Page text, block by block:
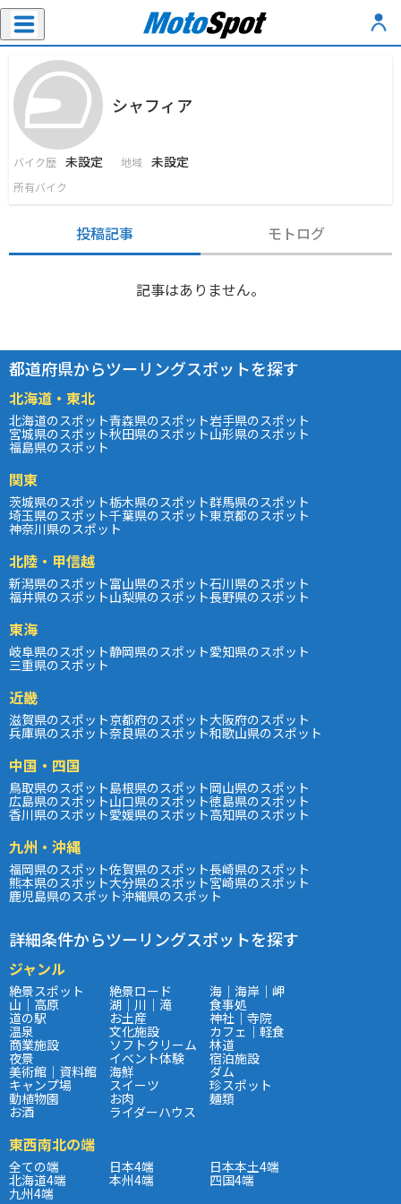
シャフィア
バイク歴 未設定 地域 未設定
所有バイク
投稿記事 モトログ
記事はありません。
都道府県からツーリングスポットを探す
北海道・東北
北海道のスポット青森県のスポット岩手県のスポット
宮城県のスポット秋田県のスポット山形県のスポット
福島県のスポット
関東
茨城県のスポット栃木県のスポット群馬県のスポット
埼玉県のスポット千葉県のスポット東京都のスポット
神奈川県のスポット
北陸・甲信越
新潟県のスポット富山県のスポット石川県のスポット
福井県のスポット山梨県のスポット長野県のスポット
東海
岐阜県のスポット静岡県のスポット愛知県のスポット
三重県のスポット
近畿
滋賀県のスポット京都府のスポット大阪府のスポット
兵庫県のスポット奈良県のスポット和歌山県のスポット
中国・四国
鳥取県のスポット島根県のスポット岡山県のスポット
広島県のスポット山口県のスポット徳島県のスポット
香川県のスポット愛媛県のスポット高知県のスポット
九州・沖縄
福岡県のスポット佐賀県のスポット長崎県のスポット
熊本県のスポット大分県のスポット宮崎県のスポット
鹿児島県のスポット沖縄県のスポット
詳細条件からツーリングスポットを探す
ジャンル
絶景スポット 絶景ロード 海｜海岸｜岬
山｜高原 湖｜川｜滝 食事処
道の駅 お土産 神社｜寺院
温泉 文化施設 カフェ｜軽食
商業施設 ソフトクリーム 林道
夜景 イベント体験 宿泊施設
美術館｜資料館 海鮮 ダム
キャンプ場 スイーツ 珍スポット
動植物園 お肉 麺類
お酒 ライダーハウス
東西南北の端
全ての端 日本4端 日本本土4端
北海道4端 本州4端 四国4端
九州4端